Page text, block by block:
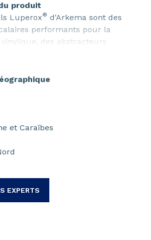
EXPERTS
produit
Luperox® d'Arkema sont des
performants pour la
des abstracteurs
la réticulation des polyoléfines
insaturées.
et Caraïbes